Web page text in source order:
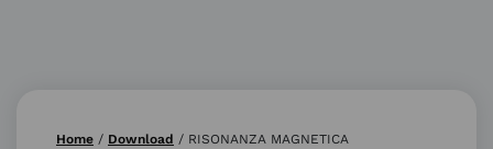
Home / Download / RISONANZA MAGNETICA